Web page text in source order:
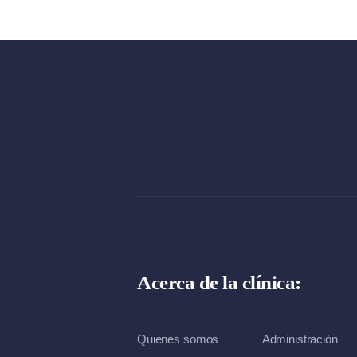
Acerca de la clínica:
Quienes somos Administración